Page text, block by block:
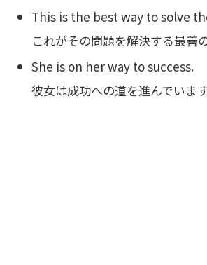
This is the best way to solve
これがその問題を解決する最善
She is on her way to success.
彼女は成功への道を進んでいます